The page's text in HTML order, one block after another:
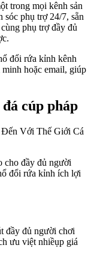
trong mọi kênh sản
sóc phụ trợ 24/7, sẵn
phụ trợ đầy đủ
đổi rứa kỉnh kênh
hoặc email, giúp
cúp pháp
cho đầy đủ người
đổi rứa kỉnh ích lợi
đầy đủ người chơi
ưu việt nhiềụp giá